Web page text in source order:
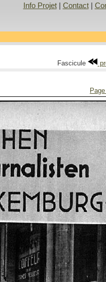
Info Projet| Contact|
Fascicule